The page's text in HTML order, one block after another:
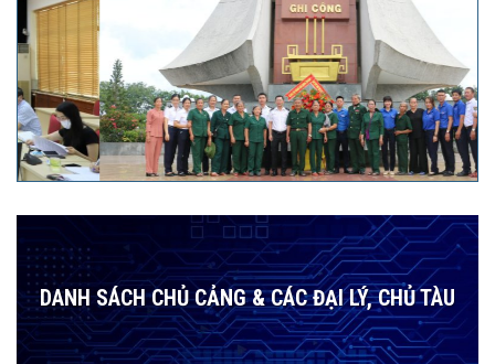
DANH SÁCH CHỦ CẢNG & CÁC ĐẠI LÝ, CHỦ TÀU